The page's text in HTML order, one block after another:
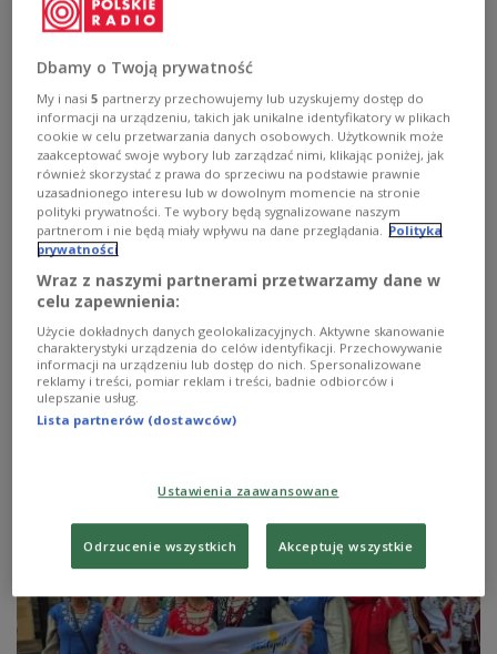
Беларускае Купалле ў Белавежы. Ліпень 2026 года
Пятроўская/Беларуская служба Польскага радыё
У польскай Белавежы на самай мяжы з
Беларуссю прайшло традыцыйнае Купалле. Яго
арганізатарам шмат гадоў выступае Беларускае
Dbamy o Twoją prywatność
My i nasi5 partnerzy przechowujemy lub uzyskujemy dostęp do
informacji na urządzeniu, takich jak unikalne identyfikatory w plikach
cookie w celu przetwarzania danych osobowych. Użytkownik może
zaakceptować swoje wybory lub zarządzać nimi, klikając poniżej, jak
również skorzystać z prawa do sprzeciwu na podstawie prawnie
uzasadnionego interesu lub w dowolnym momencie na stronie
polityki prywatności. Te wybory będą sygnalizowane naszym
partnerom i nie będą miały wpływu na dane przeglądania. Polityka
prywatności
Wraz z naszymi partnerami przetwarzamy dane w
celu zapewnienia:
Użycie dokładnych danych geolokalizacyjnych. Aktywne skanowanie
charakterystyki urządzenia do celów identyfikacji. Przechowywanie
informacji na urządzeniu lub dostęp do nich. Spersonalizowane
reklamy i treści, pomiar reklam i treści, badnie odbiorców i
ulepszanie usług.
Lista partnerów (dostawców)
Ustawienia zaawansowane
Odrzucenie wszystkich Akceptuję wszystkie